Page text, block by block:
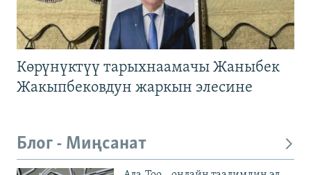
Көрүнүктүү тарыхнаамачы Жаныбек
Жакыпбековдун жаркын элесине
Блог - Миңсанат